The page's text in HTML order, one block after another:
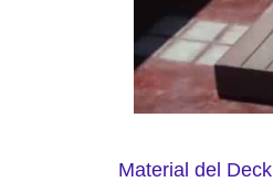
Material del Deck